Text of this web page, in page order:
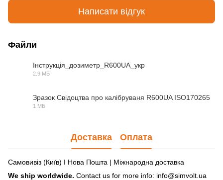
Написати відгук
Файли
Інструкція_дозиметр_R600UA_укр
2.9 МБ
Зразок Свідоцтва про калібруваня R600UA ISO170265
1 МБ
Доставка Оплата
Самовивіз (Київ) І Нова Пошта | Міжнародна доставка
We ship worldwide. Contact us for more info: info@simvolt.ua